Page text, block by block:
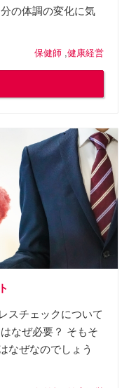
の体調の変化に気
保健師 ,健康経営
スチェックについて
なぜ必要？ そもそ
なぜなのでしょう